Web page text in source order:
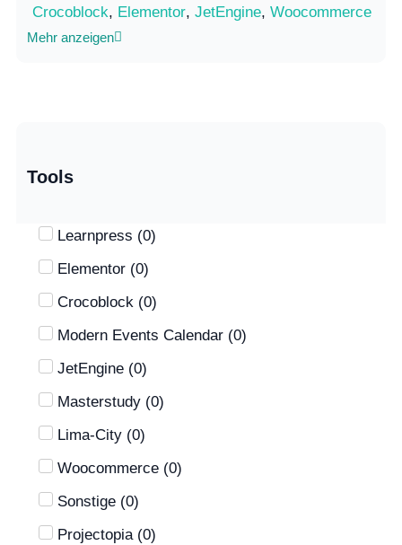
Crocoblock, Elementor, JetEngine, Woocommerce
Mehr anzeigen
Tools
Learnpress (0)
Elementor (0)
Crocoblock (0)
Modern Events Calendar (0)
JetEngine (0)
Masterstudy (0)
Lima-City (0)
Woocommerce (0)
Sonstige (0)
Projectopia (0)